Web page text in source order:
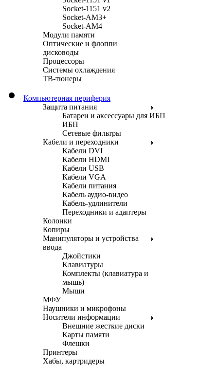
Socket-1151 v2
Socket-AM3+
Socket-AM4
Модули памяти
Оптические и флоппи
дисководы
Процессоры
Системы охлаждения
ТВ-тюнеры
Компьютерная периферия
Защита питания
Батареи и аксессуары для ИБП
ИБП
Сетевые фильтры
Кабели и переходники
Кабели DVI
Кабели HDMI
Кабели USB
Кабели VGA
Кабели питания
Кабель аудио-видео
Кабель-удлинители
Переходники и адаптеры
Колонки
Копиры
Манипуляторы и устройства
ввода
Джойстики
Клавиатуры
Комплекты (клавиатура и
мышь)
Мыши
МФУ
Наушники и микрофоны
Носители информации
Внешние жесткие диски
Карты памяти
Флешки
Принтеры
Хабы, картридеры